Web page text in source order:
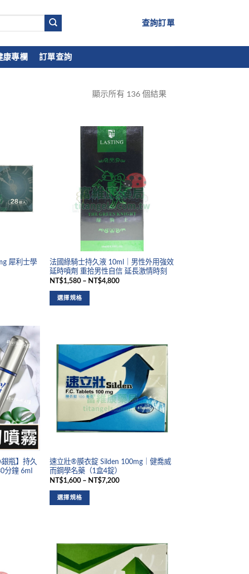
查詢訂單
康專欄 訂單查詢
顯示所有 136 個結果
犀利士學
法國綠騎士持久液 10ml｜男性外用強效
延時噴劑 重拾男性自信 延長激情時刻
NT$1,580 – NT$4,800
選擇規格
瓶】持久
分鐘 6ml
速立壯®膜衣錠 Silden 100mg｜健喬威
而鋼學名藥（1盒4錠）
NT$1,600 – NT$7,200
選擇規格